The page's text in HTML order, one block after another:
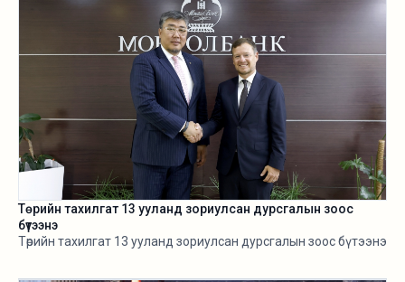
Төрийн тахилгат 13 ууланд зориулсан дурсгалын зоос
бүтээнэ
Төрийн тахилгат 13 ууланд зориулсан дурсгалын зоос бүтээнэ